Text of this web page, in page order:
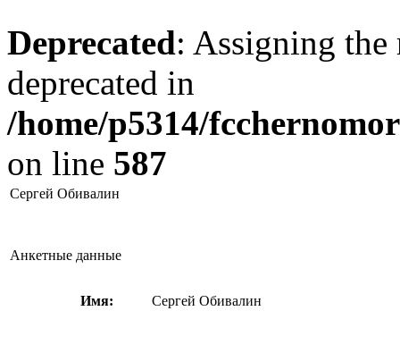
Deprecated: Assigning the
deprecated in
/home/p5314/
on line 587
Сергей Обивалин
Анкетные данные
Имя: Сергей Обивалин